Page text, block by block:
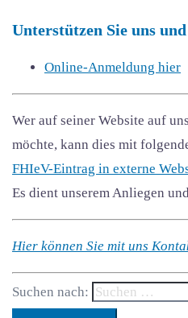
Unterstützen Sie uns
Online-Anmeldung hier
Wer auf seiner Website auf
möchte, kann dies mit
FHIeV-Eintrag in externe
Es dient unserem Anliegen
Hier können Sie mit uns
Suchen nach: